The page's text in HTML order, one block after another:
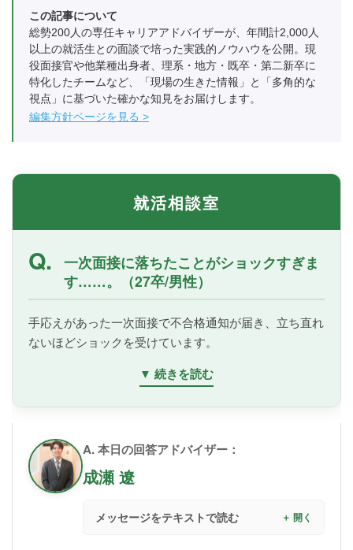
この記事について
総勢200人の専任キャリアアドバイザーが、年間計2,000人
以上の就活生との面談で培った実践的ノウハウを公開。現
役面接官や他業種出身者、理系・地方・既卒・第二新卒に
特化したチームなど、「現場の生きた情報」と「多角的な
視点」に基づいた確かな知見をお届けします。
編集方針ページを見る
就活相談室
Q.
一次面接に落ちたことがショックすぎま
す……。（27卒/男性）
手応えがあった一次面接で不合格通知が届き、立ち直れ
ないほどショックを受けています。
▼ 続きを読む
A. 本日の回答アドバイザー：
成瀬 遼
メッセージをテキストで読む